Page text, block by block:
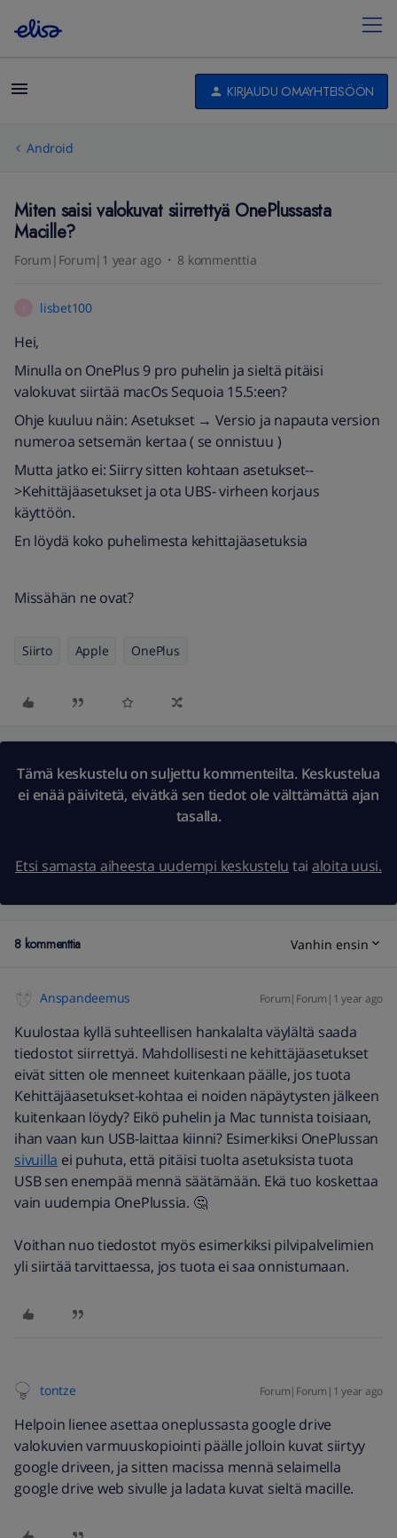
KIRJAUDU OMAYHTEISÖÖN
Android
Miten saisi valokuvat siirrettyä OnePlussasta
Macille?
Forum|Forum|1 year ago 8 kommenttia
lisbet100
Hei,
Minulla on OnePlus 9 pro puhelin ja sieltä pitäisi
valokuvat siirtää macOs Sequoia 15.5:een?
Ohje kuuluu näin: Asetukset → Versio ja napauta version
numeroa setsemän kertaa ( se onnistuu )
Mutta jatko ei: Siirry sitten kohtaan asetukset--
>Kehittäjäasetukset ja ota UBS- virheen korjaus
käyttöön.
En löydä koko puhelimesta kehittajäasetuksia
Missähän ne ovat?
Siirto Apple OnePlus
Tämä keskustelu on suljettu kommenteilta. Keskustelua
ei enää päivitetä, eivätkä sen tiedot ole välttämättä ajan
tasalla.
Etsi samasta aiheesta uudempi keskustelu tai aloita uusi.
8 kommenttia Vanhin ensin
Anspandeemus Forum|Forum|1 year ago
Kuulostaa kyllä suhteellisen hankalalta väylältä saada
tiedostot siirrettyä. Mahdollisesti ne kehittäjäasetukset
eivät sitten ole menneet kuitenkaan päälle, jos tuota
Kehittäjäasetukset-kohtaa ei noiden näpäytysten jälkeen
kuitenkaan löydy? Eikö puhelin ja Mac tunnista toisiaan,
ihan vaan kun USB-laittaa kiinni? Esimerkiksi OnePlussan
sivuilla ei puhuta, että pitäisi tuolta asetuksista tuota
USB sen enempää mennä säätämään. Ekä tuo koskettaa
vain uudempia OnePlussia. 🤔
Voithan nuo tiedostot myös esimerkiksi pilvipalvelimien
yli siirtää tarvittaessa, jos tuota ei saa onnistumaan.
tontze Forum|Forum|1 year ago
Helpoin lienee asettaa oneplussasta google drive
valokuvien varmuuskopiointi päälle jolloin kuvat siirtyy
google driveen, ja sitten macissa mennä selaimella
google drive web sivulle ja ladata kuvat sieltä macille.